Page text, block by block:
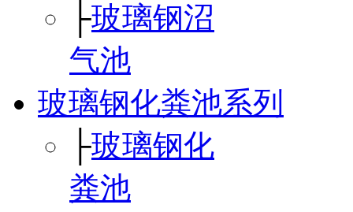
├玻璃钢沼
气池
玻璃钢化粪池系列
├玻璃钢化
粪池